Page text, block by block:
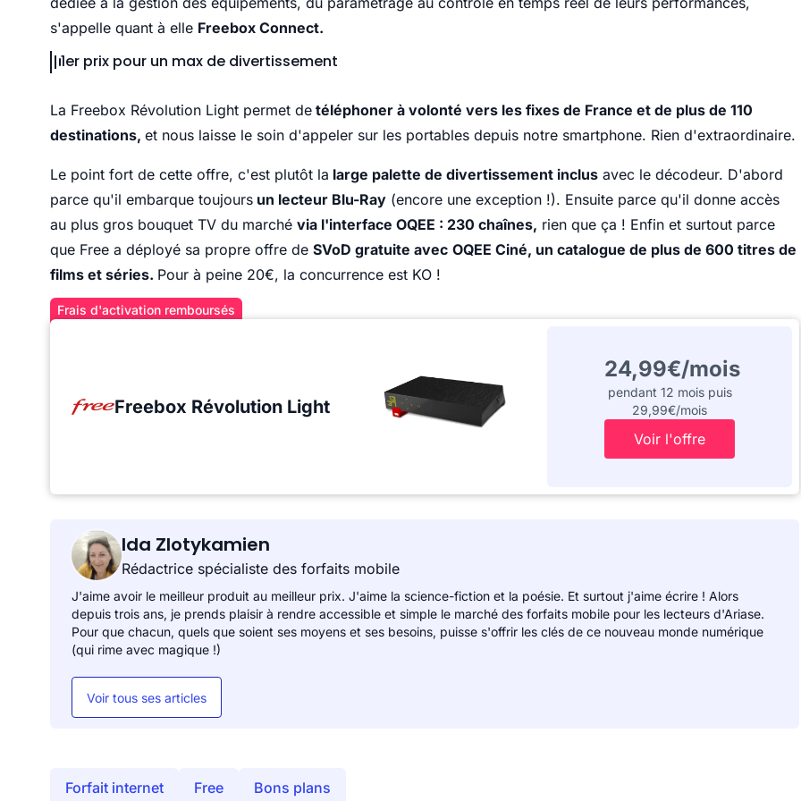
s'appelle quant à elle Freebox Connect.
1er prix pour un max de divertissement
La Freebox Révolution Light permet de téléphoner à volonté vers les fixes de France et de plus de 110
destinations, et nous laisse le soin d'appeler sur les portables depuis notre smartphone. Rien d'extraordinaire.
Le point fort de cette offre, c'est plutôt la large palette de divertissement inclus avec le décodeur. D'abord
parce qu'il embarque toujours un lecteur Blu-Ray (encore une exception !). Ensuite parce qu'il donne accès
au plus gros bouquet TV du marché via l'interface OQEE : 230 chaînes, rien que ça ! Enfin et surtout parce
que Free a déployé sa propre offre de SVoD gratuite avec OQEE Ciné, un catalogue de plus de 600 titres de
films et séries. Pour à peine 20€, la concurrence est KO !
Frais d'activation remboursés
Freebox Révolution Light
24,99€/mois
pendant 12 mois puis
29,99€/mois
Voir l'offre
Ida Zlotykamien
Rédactrice spécialiste des forfaits mobile
J'aime avoir le meilleur produit au meilleur prix. J'aime la science-fiction et la poésie. Et surtout j'aime écrire ! Alors
depuis trois ans, je prends plaisir à rendre accessible et simple le marché des forfaits mobile pour les lecteurs d'Ariase.
Pour que chacun, quels que soient ses moyens et ses besoins, puisse s'offrir les clés de ce nouveau monde numérique
(qui rime avec magique !)
Voir tous ses articles
Forfait internet Free Bons plans